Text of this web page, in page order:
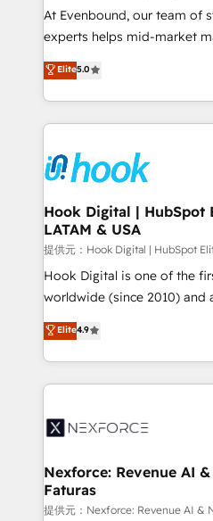
broke. Built for mid-market
solutions that work with
HubSpot partners 🔄 Top
retention 📅 8+ years of
move beyond spreadsheets
that drive real business
At Evenbound, our team of
experts helps mid-market
achieve real growth. We
tailored solutions that drive
HubSpot’s platform and
Technical Solutions: - HubSpot Technical Consulting -
Onboarding - Data Migration & Integrations -
Technical Audit & Optimization Strategic
Revenue Operations -
Outbound Marketing -
Design & Development We empower our clients to
reach their full potential by
relationship-driven support. With over 300 HubSpot
technical know-how and
need to succeed.
Elite5.0
Hook Digital | HubSpot
LATAM & USA
提供元：Hook Digital | HubSpot
Hook Digital is one of the
worldwide (since 2010) and
Elite Partner. With 500+
Brazil, and LATAM, we
regional experience. Today,
HubSpot Elite
Implementation & Migration
Station, Freshdesk,
objects, automations, and
growth. 🚀 AI-Driven GTM Orchestration Unify
Elite4.9
Nexforce: Revenue AI
Faturas
提供元：Nexforce: Revenue AI &